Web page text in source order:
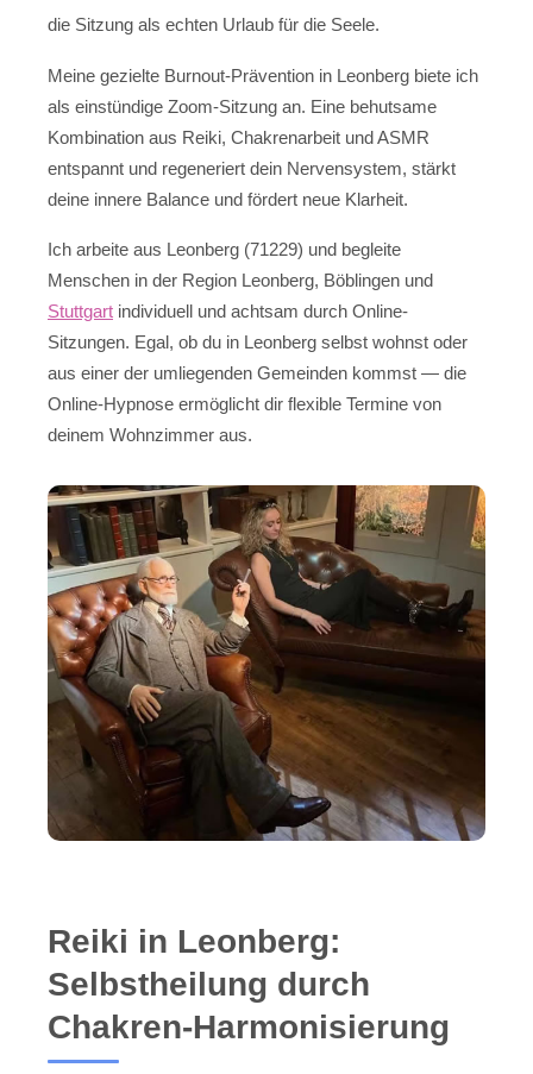
die Sitzung als echten Urlaub für die Seele.
Meine gezielte Burnout-Prävention in Leonberg biete ich
als einstündige Zoom-Sitzung an. Eine behutsame
Kombination aus Reiki, Chakrenarbeit und ASMR
entspannt und regeneriert dein Nervensystem, stärkt
deine innere Balance und fördert neue Klarheit.
Ich arbeite aus Leonberg (71229) und begleite
Menschen in der Region Leonberg, Böblingen und
Stuttgart individuell und achtsam durch Online-
Sitzungen. Egal, ob du in Leonberg selbst wohnst oder
aus einer der umliegenden Gemeinden kommst — die
Online-Hypnose ermöglicht dir flexible Termine von
deinem Wohnzimmer aus.
Reiki in Leonberg:
Selbstheilung durch
Chakren-Harmonisierung